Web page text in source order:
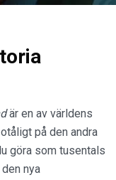
är en av världens
på den andra
göra som tusentals
nya